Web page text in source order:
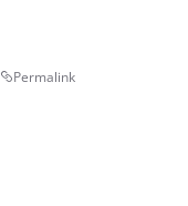
Permalink